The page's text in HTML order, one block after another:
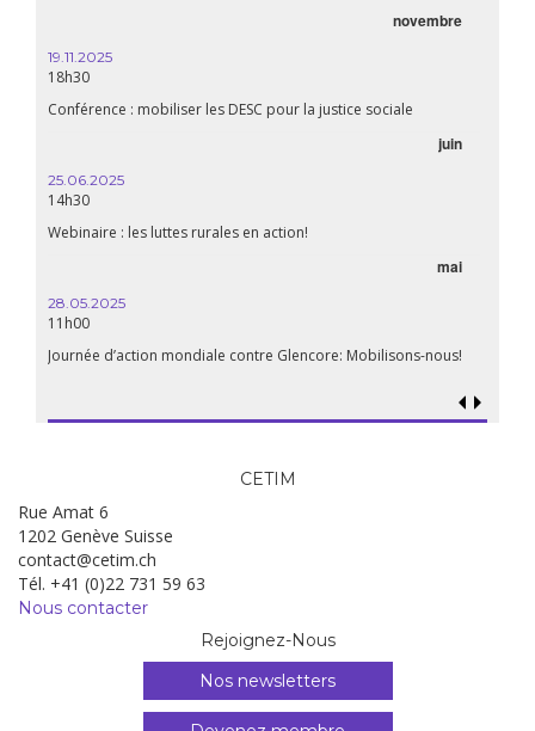
novembre
19.11.2025
18h30
Conférence : mobiliser les DESC pour la justice sociale
juin
25.06.2025
14h30
Webinaire : les luttes rurales en action!
mai
28.05.2025
11h00
Journée d’action mondiale contre Glencore: Mobilisons-nous!
CETIM
Rue Amat 6
1202 Genève Suisse
contact@cetim.ch
Tél. +41 (0)22 731 59 63
Nous contacter
Rejoignez-Nous
Nos newsletters